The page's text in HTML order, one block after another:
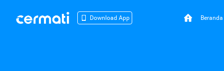
Download App Beranda